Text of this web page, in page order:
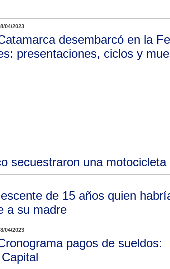
04/2023
desembarcó en la
presentaciones, ciclos y
secuestraron una motocicleta
de 15 años quien
a su madre
04/2023
pagos de sueldos: